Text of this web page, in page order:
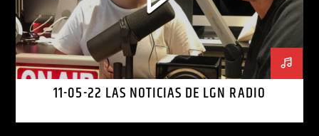
11-05-22 LAS NOTICIAS DE LGN RADIO